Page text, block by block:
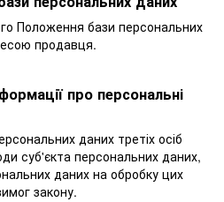
Положення бази персональних
продавця.
про персональні
даних третіх осіб
суб'єкта персональних даних,
даних на обробку цих
закону.